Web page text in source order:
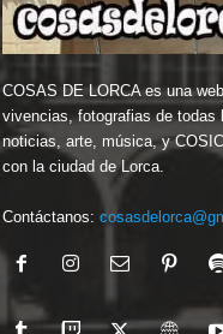
COSAS DE LORCA es una
vivencias, fotografias de todas
noticias, arte, música, y
con la ciudad de Lorca.
Contáctanos: